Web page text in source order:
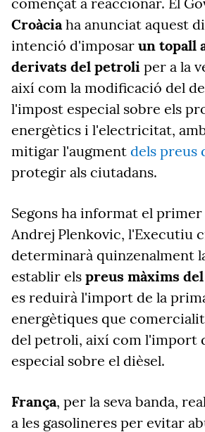
Croàciaha anunciat aquest
intenció d'imposar un topall
derivats del petroli per a la
així com la modificació del
l'impost especial sobre els
energètics i l'electricitat,
mitigar l'augment dels preus
protegir als ciutadans.
Segons ha informat el
Andrej Plenkovic, l'Executiu
determinarà quinzenalment
establir els preus màxims
es reduirà l'import de la
energètiques que
del petroli, així com l'import
especial sobre el dièsel.
França, per la seva banda,
a les gasolineres per evitar